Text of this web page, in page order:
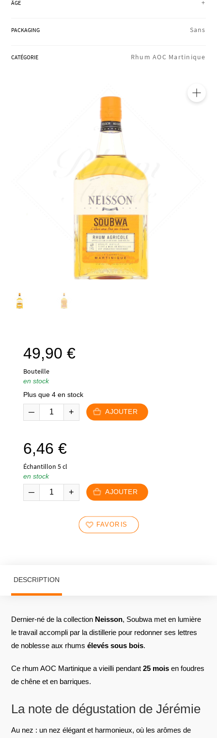
ÂGE +
PACKAGING Sans
CATÉGORIE Rhum AOC Martinique
49,90 €
Bouteille
en stock
Plus que 4 en stock
AJOUTER
6,46 €
Échantillon 5 cl
en stock
AJOUTER
FAVORIS
DESCRIPTION
Dernier-né de la collection Neisson, Soubwa met en lumière
le travail accompli par la distillerie pour redonner ses lettres
de noblesse aux rhums élevés sous bois.
Ce rhum AOC Martinique a vieilli pendant 25 moisen foudres
de chêne et en barriques.
La note de dégustation de Jérémie
Au nez : un nez élégant et harmonieux, où les arômes de